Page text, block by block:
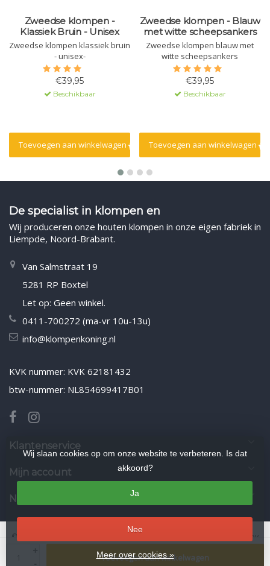
Toevoegen aan winkelwagen
Zweedse klompen -
Klassiek Bruin - Unisex
Zweedse klompen klassiek bruin
- unisex-
€39,95
Beschikbaar
Toevoegen aan winkelwagen
Zweedse klompen - Blauw
met witte scheepsankers
Zweedse klompen blauw met
witte scheepsankers
€39,95
Beschikbaar
Toevoegen aan winkelwagen
De specialist in klompen en
Wij produceren onze houten klompen in onze eigen fabriek in
Liempde, Noord-Brabant.
Van Salmstraat 19
5281 RP Boxtel
Let op: Geen winkel.
0411-700272 (ma-vr 10u-13u)
info@klompenkoning.nl
KVK nummer: KVK 62181432
btw-nummer: NL854699417B01
Klantenservice
Mijn account
Nieuwsbrief
Wij slaan cookies op om onze website te verbeteren. Is dat
akkoord?
Ja
Nee
Meer over cookies »
© Copyright 2026 Klompenkoning.nl
- Powered by
Lightspeed